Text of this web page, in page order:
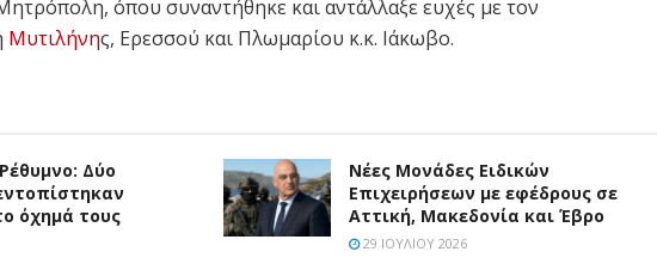
όπου συναντήθηκε και αντάλλαξε ευχές με τον
Μυτιλήνης, Ερεσσού και Πλωμαρίου κ.κ. Ιάκωβο.
Δύο
όχημά τους
Νέες Μονάδες Ειδικών
Επιχειρήσεων με εφέδρους σε
Αττική, Μακεδονία και Έβρο
29 ΙΟΥΛΊΟΥ 2026